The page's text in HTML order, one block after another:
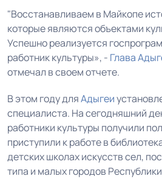
"Восстанавливаем в Майкопе
которые являются объектами
Успешно реализуется
работник культуры», - Глава
отмечал в своем отчете.
В этом году дляАдыгеи
специалиста. На сегодняшний
работники культуры получили
приступили к работе в
детских школах искусств сел,
типа и малых городов